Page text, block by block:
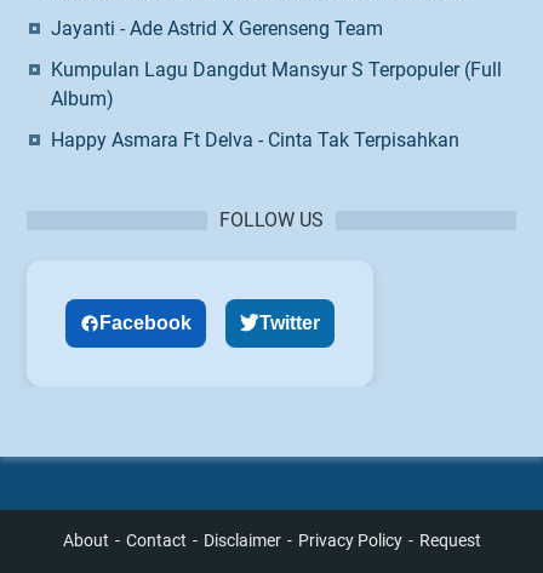
Jayanti - Ade Astrid X Gerenseng Team
Kumpulan Lagu Dangdut Mansyur S Terpopuler (Full
Album)
Happy Asmara Ft Delva - Cinta Tak Terpisahkan
FOLLOW US
Facebook Twitter
About Contact Disclaimer Privacy Policy Request